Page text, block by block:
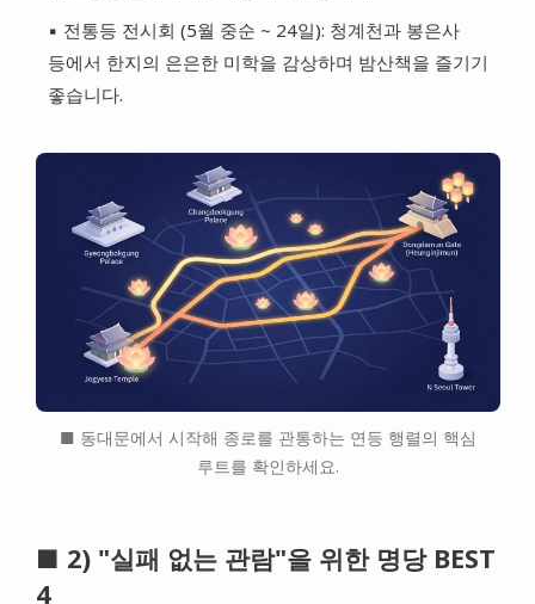
▪ 전통등 전시회 (5월 중순 ~ 24일): 청계천과 봉은사
등에서 한지의 은은한 미학을 감상하며 밤산책을 즐기기
좋습니다.
■ 동대문에서 시작해 종로를 관통하는 연등 행렬의 핵심
루트를 확인하세요.
■ 2) "실패 없는 관람"을 위한 명당 BEST
4